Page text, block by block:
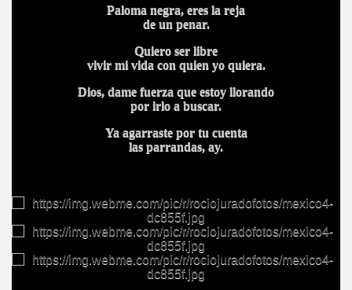
Paloma negra, eres la reja
de un penar.
Quiero ser libre
vivir mi vida con quien yo quiera.
Dios, dame fuerza que estoy llorando
por irlo a buscar.
Ya agarraste por tu cuenta
las parrandas, ay.